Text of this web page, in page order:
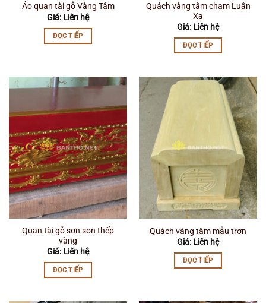
Áo quan tài gỗ Vàng Tâm
Giá: Liên hệ
ĐỌC TIẾP
Quách vàng tâm chạm Luân
Xa
Giá: Liên hệ
ĐỌC TIẾP
Quan tài gỗ sơn son thếp
vàng
Giá: Liên hệ
ĐỌC TIẾP
Quách vàng tâm mẫu trơn
Giá: Liên hệ
ĐỌC TIẾP